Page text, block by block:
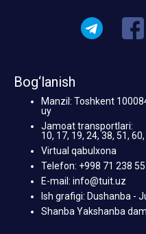
Bog‘lanish
Manzil: Toshkent
uy
Jamoat transportlari:
10, 17, 19, 24, 38, 51,
Virtual qabulxona
Telefon: +998 71 238
E-mail: info@tuit.uz
Ish grafigi: Dushanba -
Shanba Yakshanba